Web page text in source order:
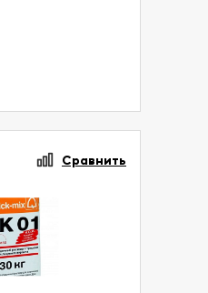
Сравнить